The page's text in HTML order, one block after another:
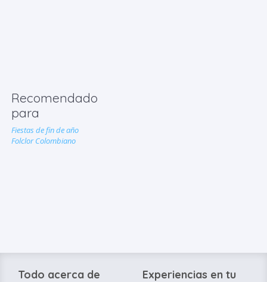
Recomendado
para
Fiestas de fin de año
Folclor Colombiano
Todo acerca de
Experiencias en tu